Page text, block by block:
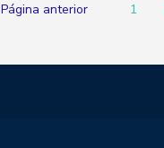
Página anterior 1